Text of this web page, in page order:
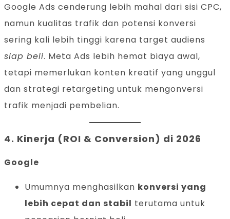
Google Ads cenderung lebih mahal dari sisi CPC,
namun kualitas trafik dan potensi konversi
sering kali lebih tinggi karena target audiens
siap beli. Meta Ads lebih hemat biaya awal,
tetapi memerlukan konten kreatif yang unggul
dan strategi retargeting untuk mengonversi
trafik menjadi pembelian.
4. Kinerja (ROI & Conversion) di 2026
Google
Umumnya menghasilkan konversi yang
lebih cepat dan stabil terutama untuk